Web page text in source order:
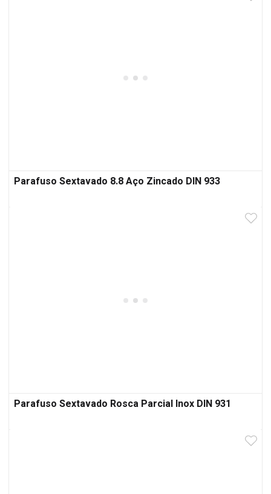
Parafuso Sextavado 8.8 Aço Zincado DIN 933
Parafuso Sextavado Rosca Parcial Inox DIN 931